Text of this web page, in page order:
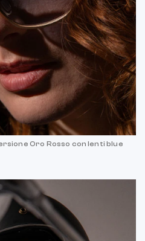
Oro Rosso con lenti blue